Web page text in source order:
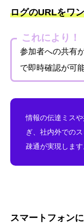
ログのURLをワ
これにより！
参加者への共有
で即時確認が可
情報の伝達ミス
ぎ、社内外での
疎通が実現します
スマートフォン